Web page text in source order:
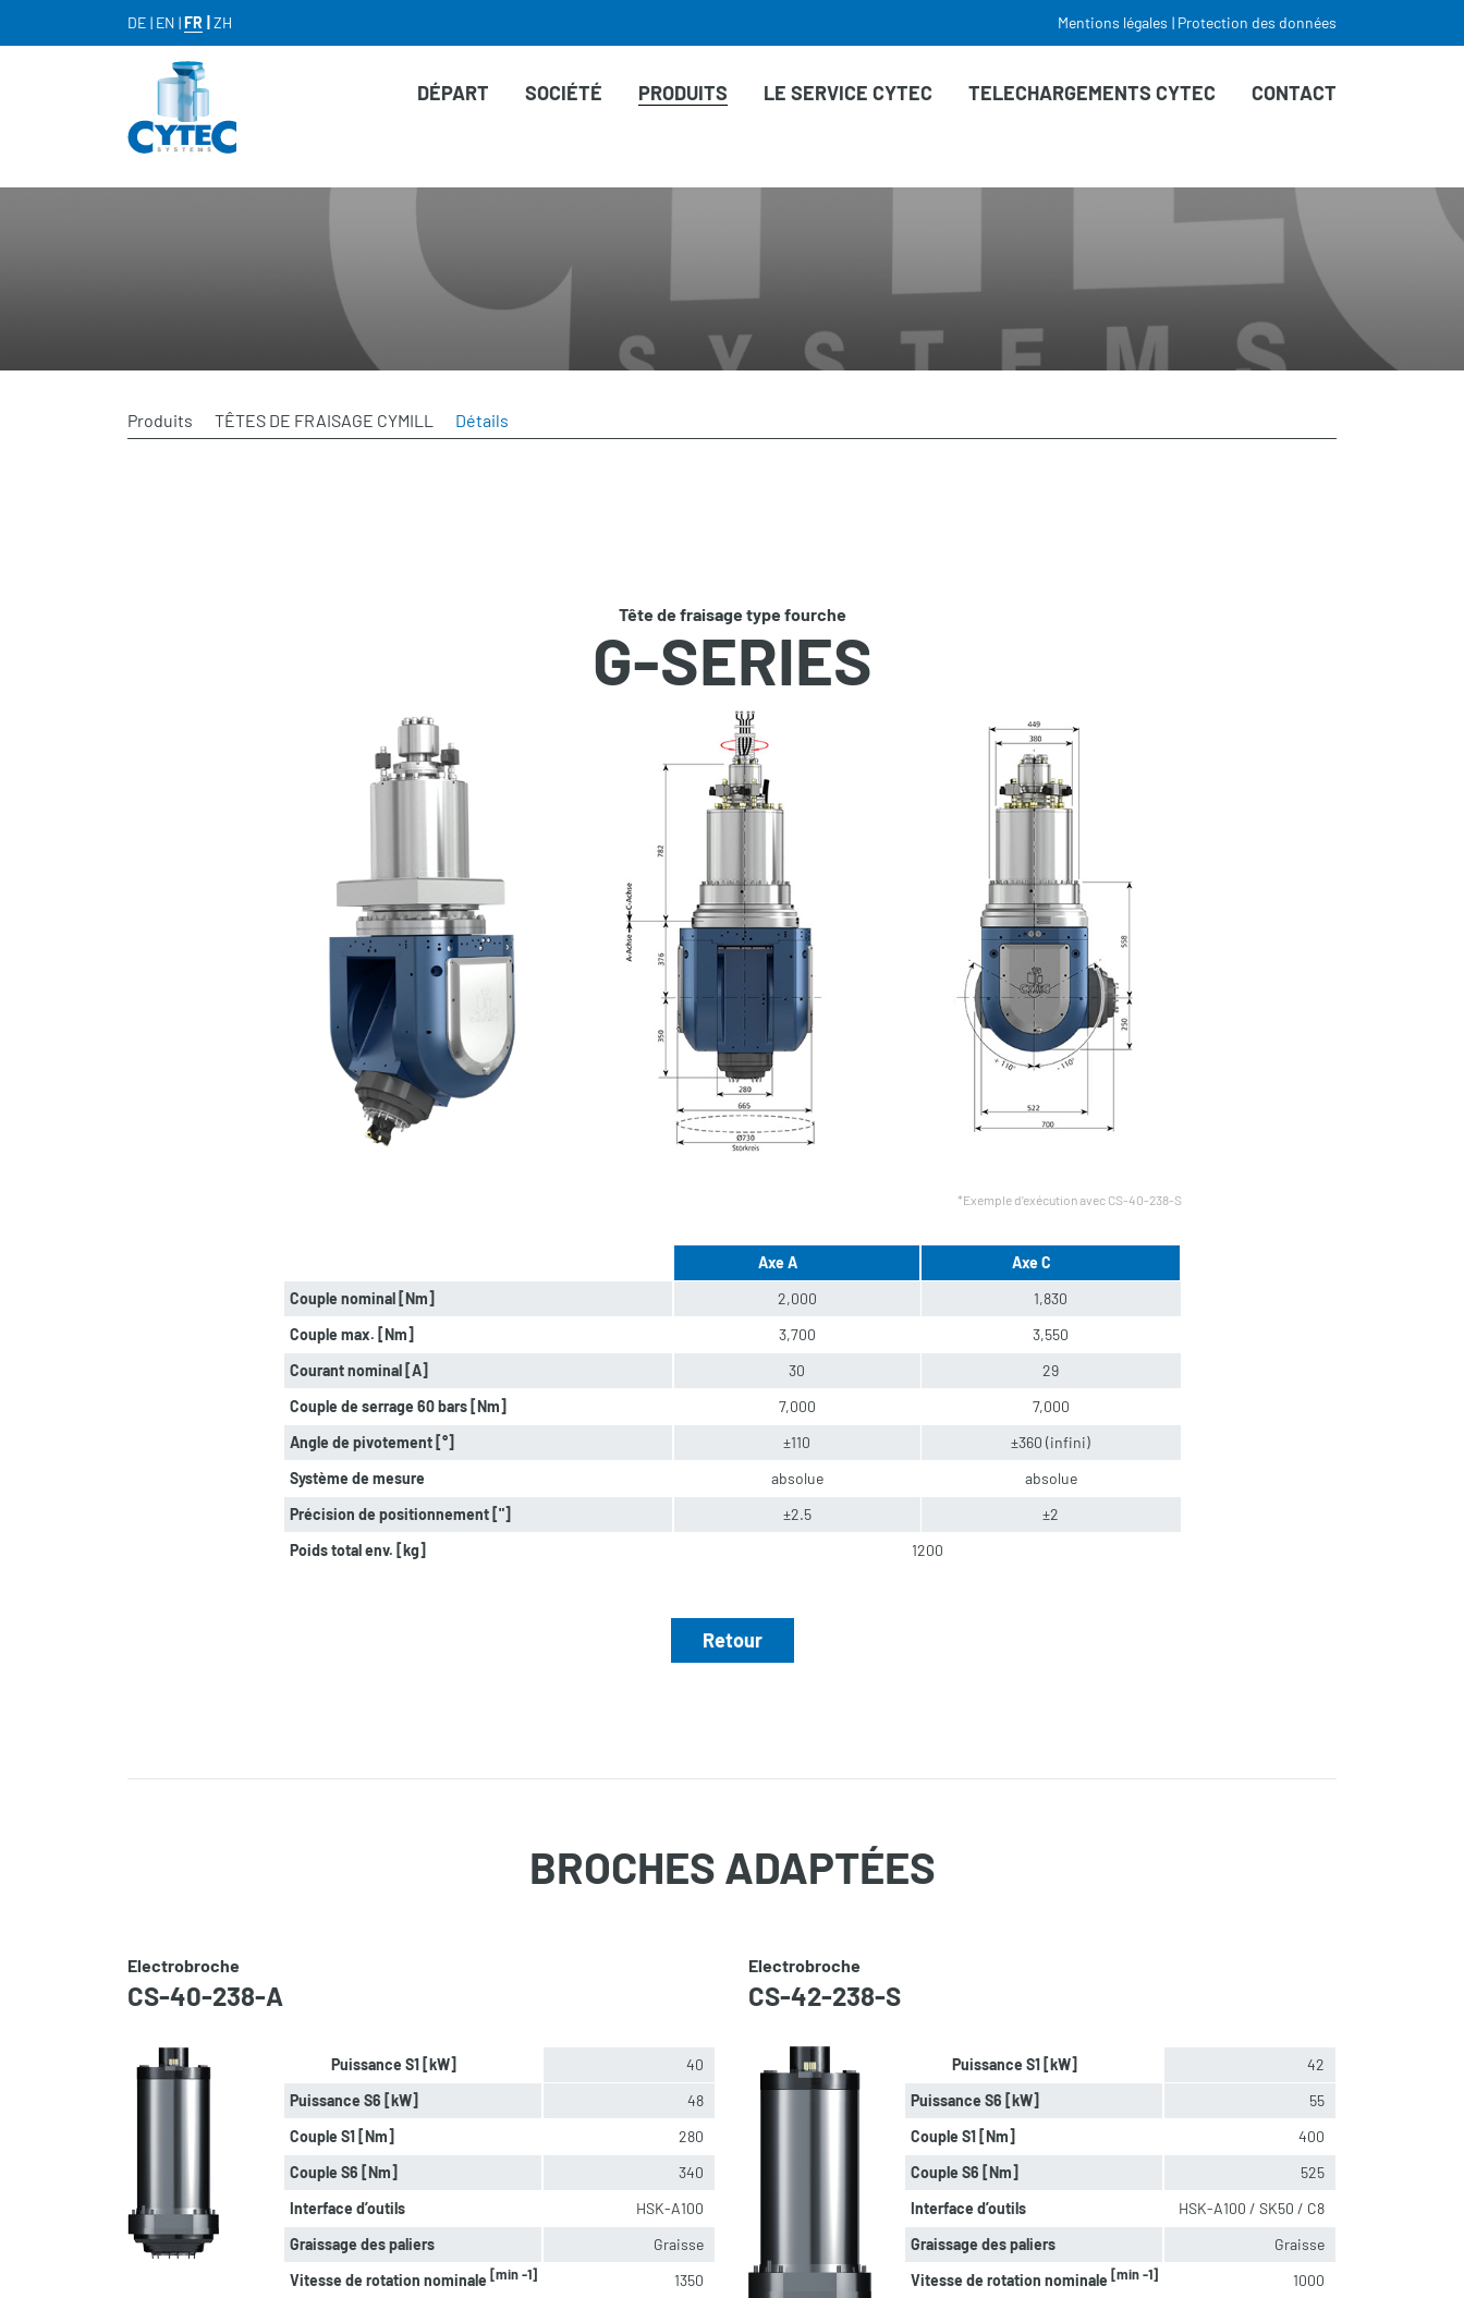
DE EN FR ZH Mentions légales Protection des données
DÉPART SOCIÉTÉ PRODUITS LE SERVICE CYTEC TELECHARGEMENTS CYTEC CONTACT
Produits TÊTES DE FRAISAGE CYMILL Détails
Tête de fraisage type fourche
G-SERIES
*Exemple d’exécution avec CS-40-238-S
Axe A
Axe C
Couple nominal [Nm]
2,000
1,830
Couple max. [Nm]
3,700
3,550
Courant nominal [A]
30
29
Couple de serrage 60 bars [Nm]
7,000
7,000
Angle de pivotement [°]
±110
±360 (infini)
Système de mesure
absolue
absolue
Précision de positionnement ["]
±2.5
±2
Poids total env. [kg]
1200
Retour
BROCHES ADAPTÉES
Electrobroche
CS-40-238-A
Puissance S1 [kW]
40
Puissance S6 [kW]
48
Couple S1 [Nm]
280
Couple S6 [Nm]
340
Interface d’outils
HSK-A100
Graissage des paliers
Graisse
Vitesse de rotation nominale [min -1]
1350
Electrobroche
CS-42-238-S
Puissance S1 [kW]
42
Puissance S6 [kW]
55
Couple S1 [Nm]
400
Couple S6 [Nm]
525
Interface d’outils
HSK-A100 / SK50 / C8
Graissage des paliers
Graisse
Vitesse de rotation nominale [min -1]
1000